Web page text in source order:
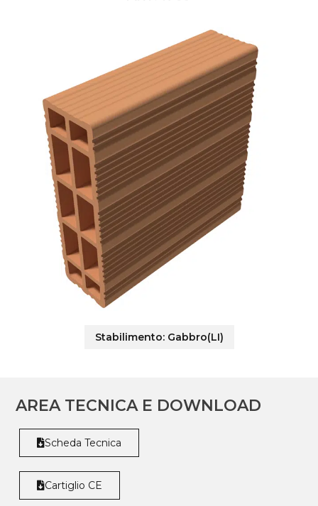
Stabilimento: Gabbro(LI)
AREA TECNICA E DOWNLOAD
Scheda Tecnica
Cartiglio CE